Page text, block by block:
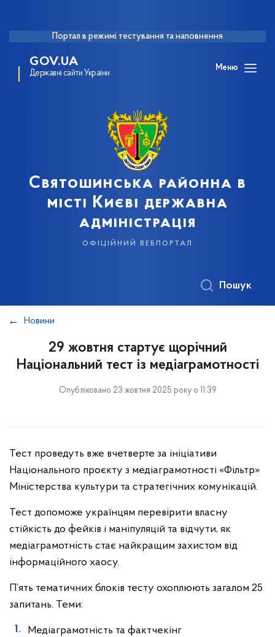
Портал в режимі тестування та наповнення
GOV.UA
Державні сайти України
Меню
Святошинська районна в
місті Києві державна
адміністрація
офіційний вебпортал
Пошук
Новини
29 жовтня стартує щорічний
Національний тест із медіаграмотності
Опубліковано 23 жовтня 2025 року о 11:39
Тест проведуть вже вчетверте за ініціативи
Національного проєкту з медіаграмотності «Фільтр»
Міністерства культури та стратегічних комунікацій.
Тест допоможе українцям перевірити власну
стійкість до фейків і маніпуляцій та відчути, як
медіаграмотність стає найкращим захистом від
інформаційного хаосу.
П’ять тематичних блоків тесту охоплюють загалом 25
запитань. Теми:
Медіаграмотність та фактчекінг